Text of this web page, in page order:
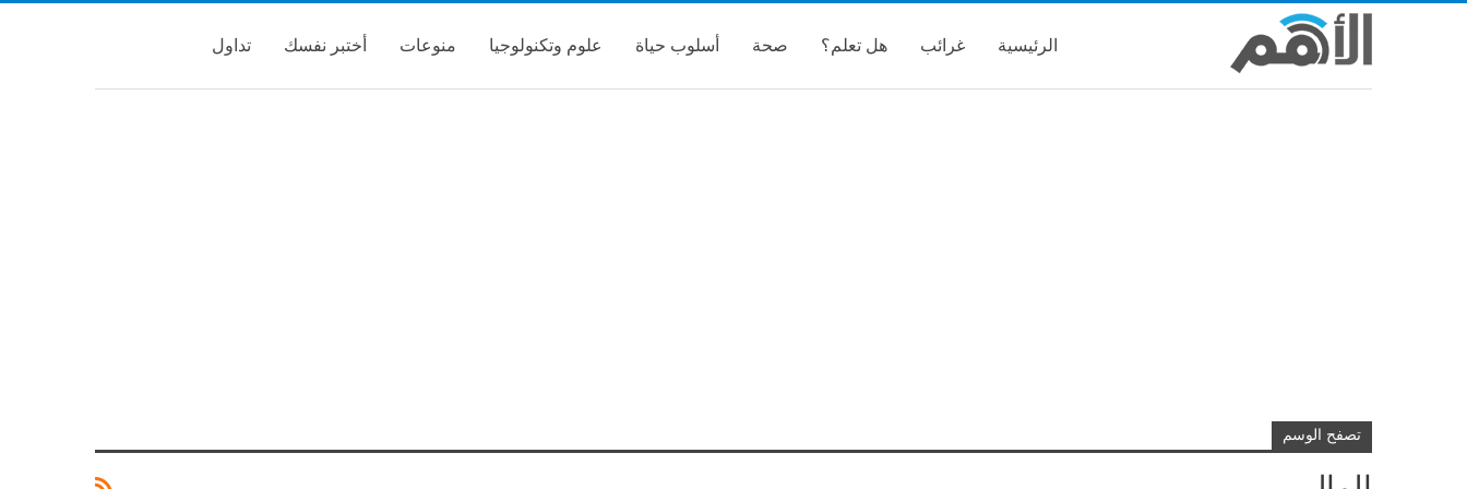
الرئيسية غرائب هل تعلم؟ صحة أسلوب حياة علوم وتكنولوجيا منوعات أختبر نفسك تداول
تصفح الوسم